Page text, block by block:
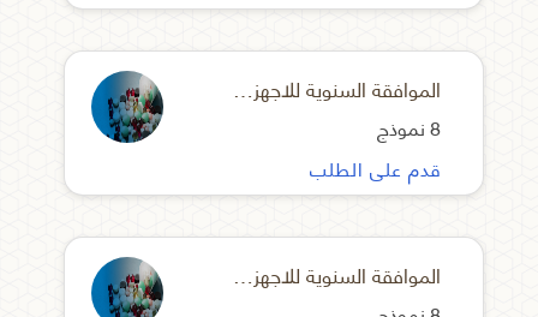
قدم على الطلب
الموافقة السنوية للاجهزة الطبية وقطع غيارها
8 نموذج
الموافقة السنوية للاجهزة المعملية والتشخيصية وقطع غيارها